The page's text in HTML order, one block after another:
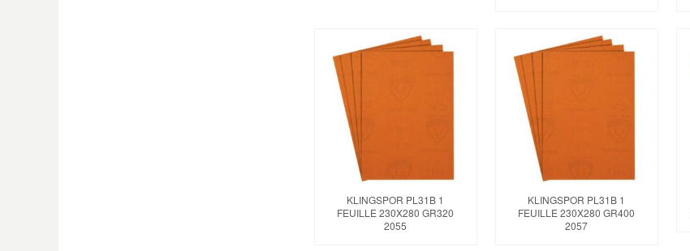
KLINGSPOR PL31B 1
FEUILLE 230X280 GR320
2055
KLINGSPOR PL31B 1
FEUILLE 230X280 GR400
2057